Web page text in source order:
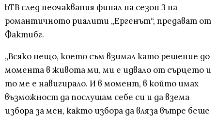
bTB след неочаквания финал на сезон 3 на
романтичното риалити „Ергенът“, предават от
Фактибг.
„Всяко нещо, което съм взимал като решение до
момента в живота ми, ми е идвало от сърцето и
то ме е навигирало. И в момент, в който имах
възможност да послушам себе си и да взема
избора за мен, както избора да вляза вътре беше